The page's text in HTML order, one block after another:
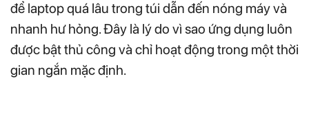
để laptop quá lâu trong túi dẫn đến nóng máy và
nhanh hư hỏng. Đây là lý do vì sao ứng dụng luôn
được bật thủ công và chỉ hoạt động trong một thời
gian ngắn mặc định.